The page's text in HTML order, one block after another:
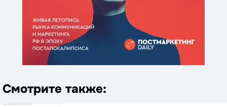
Смотрите также: